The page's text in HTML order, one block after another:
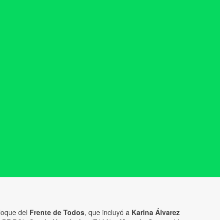
del Frente de Todos, que incluyó a Karina Álvarez